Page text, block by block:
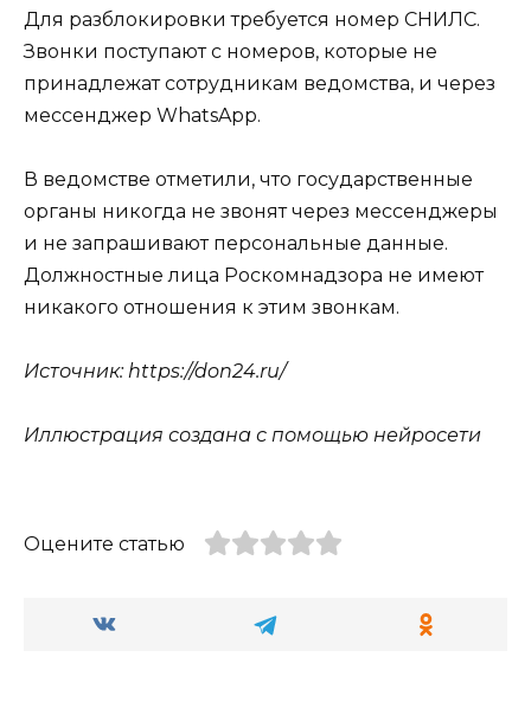
Для разблокировки требуется номер СНИЛС.
Звонки поступают с номеров, которые не
принадлежат сотрудникам ведомства, и через
мессенджер WhatsApp.
В ведомстве отметили, что государственные
органы никогда не звонят через мессенджеры
и не запрашивают персональные данные.
Должностные лица Роскомнадзора не имеют
никакого отношения к этим звонкам.
Источник: https://don24.ru/
Иллюстрация создана с помощью нейросети
Оцените статью